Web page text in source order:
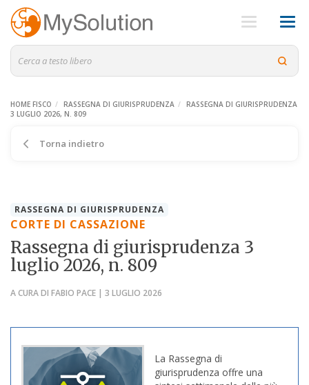
HOME FISCO RASSEGNA DI GIURISPRUDENZA
RASSEGNA DI GIURISPRUDENZA
3 LUGLIO 2026, N. 809
Torna indietro
RASSEGNA DI GIURISPRUDENZA
CORTE DI CASSAZIONE
Rassegna di giurisprudenza 3
luglio 2026, n. 809
A CURA DI FABIO PACE | 3 LUGLIO 2026
La Rassegna di
giurisprudenza offre una